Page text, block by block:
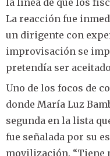
la línea de que los
La reacción fue
un dirigente con
improvisación se
pretendía ser
Uno de los focos de
donde María Luz
segunda en la lista
fue señalada por su
movilización. “Tiene